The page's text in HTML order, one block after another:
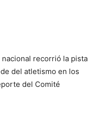
recorrió la pista
del atletismo en los
del Comité